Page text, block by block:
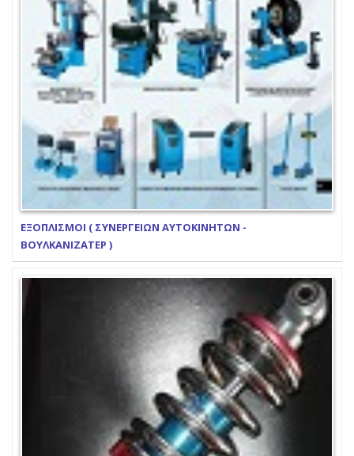
ΕΞΟΠΛΙΣΜΟΙ ( ΣΥΝΕΡΓΕΙΩΝ ΑΥΤΟΚΙΝΗΤΩΝ -
ΒΟΥΛΚΑΝΙΖΑΤΕΡ )